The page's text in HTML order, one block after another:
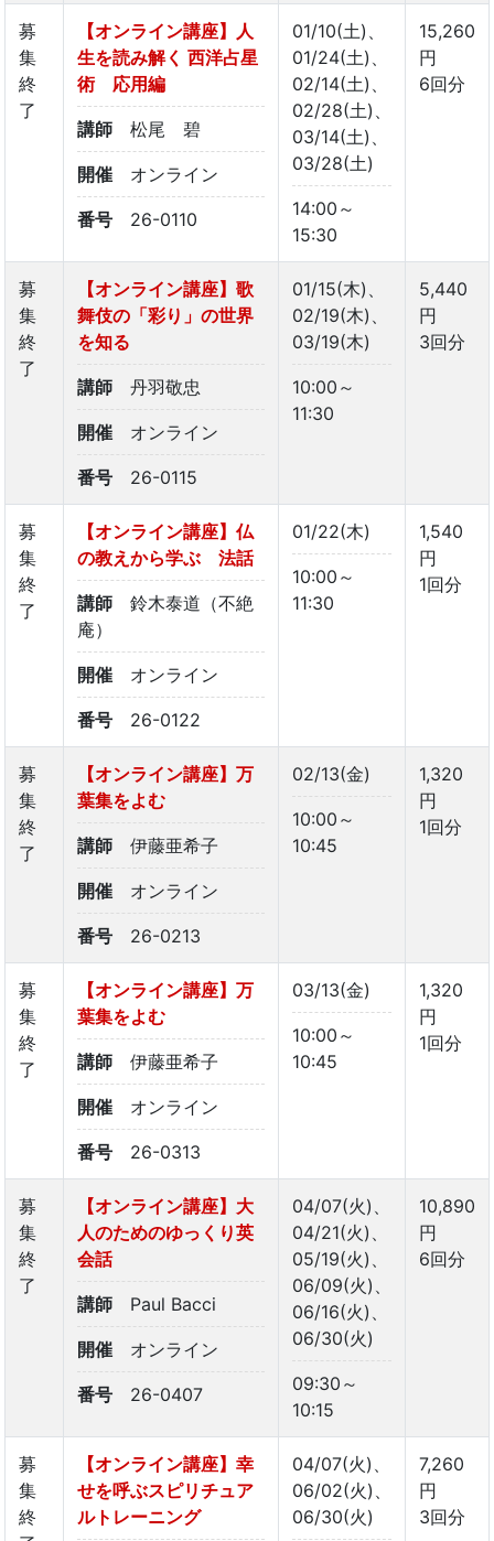
募
集
終
了
【オンライン講座】人
生を読み解く 西洋占星
術 応用編
講師 松尾 碧
開催 オンライン
番号 26-0110
01/10(土)、
01/24(土)、
02/14(土)、
02/28(土)、
03/14(土)、
03/28(土)
14:00～
15:30
15,260
円
6回分
募
集
終
了
【オンライン講座】歌
舞伎の「彩り」の世界
を知る
講師 丹羽敬忠
開催 オンライン
番号 26-0115
01/15(木)、
02/19(木)、
03/19(木)
10:00～
11:30
5,440
円
3回分
募
集
終
了
【オンライン講座】仏
の教えから学ぶ 法話
講師
鈴木泰道（不絶
庵）
開催 オンライン
番号 26-0122
01/22(木)
10:00～
11:30
1,540
円
1回分
募
集
終
了
【オンライン講座】万
葉集をよむ
講師 伊藤亜希子
開催 オンライン
番号 26-0213
02/13(金)
10:00～
10:45
1,320
円
1回分
募
集
終
了
【オンライン講座】万
葉集をよむ
講師 伊藤亜希子
開催 オンライン
番号 26-0313
03/13(金)
10:00～
10:45
1,320
円
1回分
募
集
終
了
【オンライン講座】大
人のためのゆっくり英
会話
講師 Paul Bacci
開催 オンライン
番号 26-0407
04/07(火)、
04/21(火)、
05/19(火)、
06/09(火)、
06/16(火)、
06/30(火)
09:30～
10:15
10,890
円
6回分
募
集
終
【オンライン講座】幸
せを呼ぶスピリチュア
ルトレーニング
04/07(火)、
06/02(火)、
06/30(火)
7,260
円
3回分